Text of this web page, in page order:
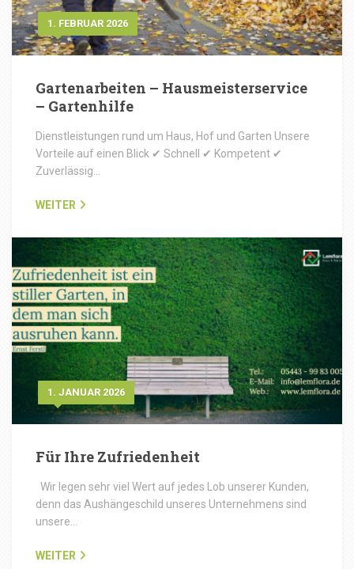
1. FEBRUAR 2026
Gartenarbeiten – Hausmeisterservice
– Gartenhilfe
Dienstleistungen rund um Haus, Hof und Garten Unsere
Vorteile auf einen Blick ✔ Schnell ✔ Kompetent ✔
Zuverlässig…
WEITER
1. JANUAR 2026
Für Ihre Zufriedenheit
Wir legen sehr viel Wert auf jedes Lob unserer Kunden,
denn das Aushängeschild unseres Unternehmens sind
unsere…
WEITER